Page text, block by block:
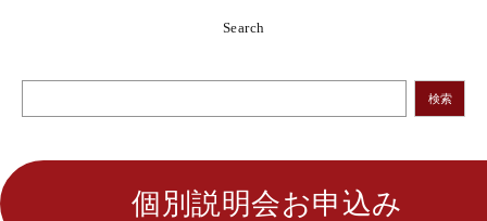
Search
検索
個別説明会お申込み